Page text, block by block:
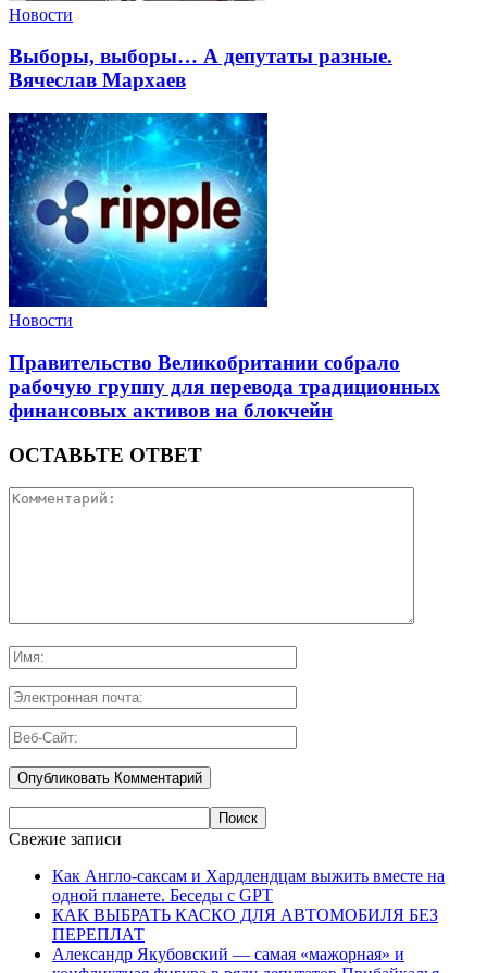
Новости
Выборы, выборы… А депутаты разные.
Вячеслав Мархаев
Новости
Правительство Великобритании собрало
рабочую группу для перевода традиционных
финансовых активов на блокчейн
ОСТАВЬТЕ ОТВЕТ
Свежие записи
Как Англо-саксам и Хардлендцам выжить вместе на
одной планете. Беседы с GPT
КАК ВЫБРАТЬ КАСКО ДЛЯ АВТОМОБИЛЯ БЕЗ
ПЕРЕПЛАТ
Александр Якубовский — самая «мажорная» и